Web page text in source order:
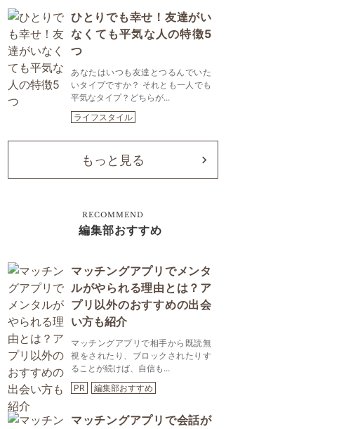
ひとりでも幸せ！友達がい
なくても平気な人の特徴5
つ
あなたはいつも友達とつるんでいた
いタイプですか？ それとも一人でも
平気なタイプ？どちらが...
ライフスタイル
もっと見る
RECOMMEND
編集部おすすめ
マッチングアプリでメンタ
ルがやられる理由とは？ア
プリ以外のおすすめの出会
い方も紹介
マッチングアプリで相手から既読無
視をされたり、ブロックされたりす
ることが続けば、自信も...
PR
編集部おすすめ
マッチングアプリで会話が